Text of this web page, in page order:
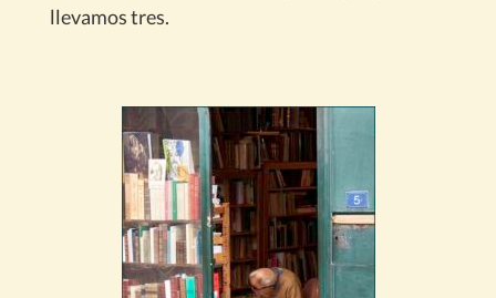
llevamos tres.